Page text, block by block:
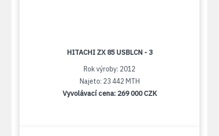
HITACHI ZX 85 USBLCN - 3
Rok výroby: 2012
Najeto: 23 442 MTH
Vyvolávací cena: 269 000 CZK